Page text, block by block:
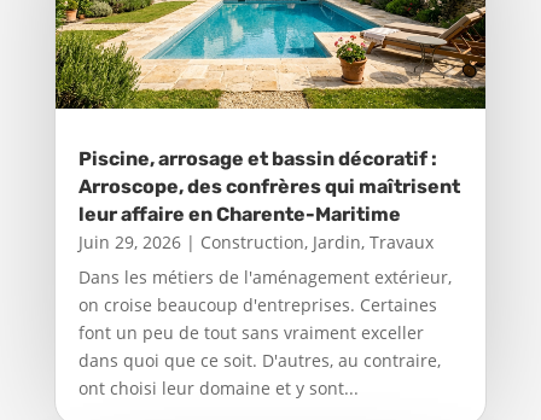
Piscine, arrosage et bassin décoratif :
Arroscope, des confrères qui maîtrisent
leur affaire en Charente-Maritime
Juin 29, 2026| Construction, Jardin, Travaux
Dans les métiers de l'aménagement extérieur,
on croise beaucoup d'entreprises. Certaines
font un peu de tout sans vraiment exceller
dans quoi que ce soit. D'autres, au contraire,
ont choisi leur domaine et y sont...